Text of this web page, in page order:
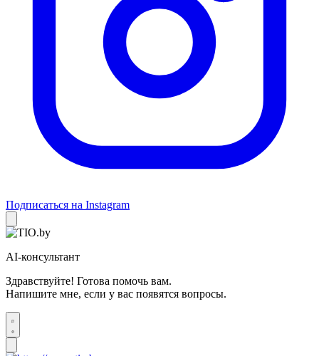
Подписаться на Instagram
AI-консультант
Здравствуйте! Готова помочь вам.
Напишите мне, если у вас появятся вопросы.